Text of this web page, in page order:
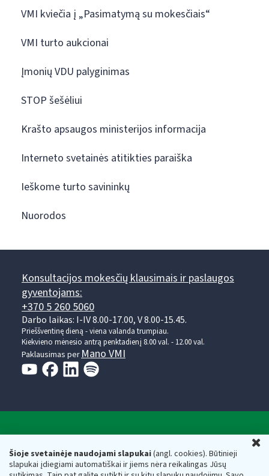
Šioje svetainėje naudojami slapukai(angl. cookies). Būtinieji
slapukai įdiegiami automatiškai ir jiems nėra reikalingas Jūsų
VMI kviečia į „Pasimatymą su mokesčiais“
VMI turto aukcionai
Įmonių VDU palyginimas
STOP šešėliui
Krašto apsaugos ministerijos informacija
Interneto svetainės atitikties paraiška
Ieškome turto savininkų
Nuorodos
Konsultacijos mokesčių klausimais ir paslaugos
gyventojams:
+370 5 260 5060
Darbo laikas: I-IV 8.00-17.00, V 8.00-15.45.
Prieššventinę dieną - viena valanda trumpiau.
Kiekvieno mėnesio antrą penktadienį 8.00 val. - 12.00 val.
Paklausimas per Mano VMI
Respublikos finansų ministerijos
Biudžetinė įstaiga. Juridinio asmens kodas — 188659752,